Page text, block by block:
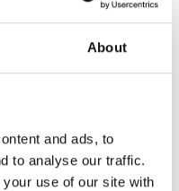
About
and ads, to
to analyse our traffic.
use of our site with
vyriešenia vašej
údajov na
a vyžiadanie ich kópií;